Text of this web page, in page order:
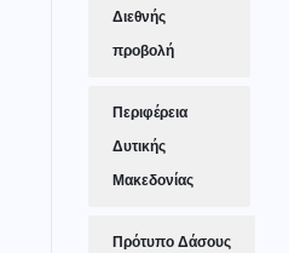
Διεθνής
προβολή
Περιφέρεια
Δυτικής
Μακεδονίας
Πρότυπο Δάσους